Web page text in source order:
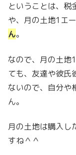
ということは、税
や、月の土地1エ
ん。
なので、月の土地
ても、友達や彼氏
ないので、自分や
ん。
月の土地は購入し
すね＾＾